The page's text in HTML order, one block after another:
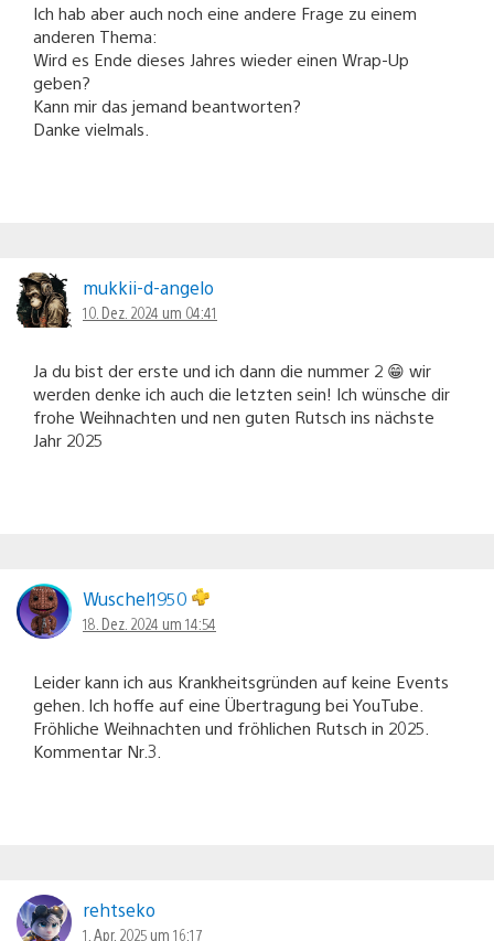
Ich hab aber auch noch eine andere Frage zu einem
anderen Thema:
Wird es Ende dieses Jahres wieder einen Wrap-Up
geben?
Kann mir das jemand beantworten?
Danke vielmals.
mukkii-d-angelo
10. Dez. 2024 um 04:41
Ja du bist der erste und ich dann die nummer 2 😁 wir
werden denke ich auch die letzten sein! Ich wünsche dir
frohe Weihnachten und nen guten Rutsch ins nächste
Jahr 2025
Wuschel1950
18. Dez. 2024 um 14:54
Leider kann ich aus Krankheitsgründen auf keine Events
gehen. Ich hoffe auf eine Übertragung bei YouTube.
Fröhliche Weihnachten und fröhlichen Rutsch in 2025.
Kommentar Nr.3.
rehtseko
1. Apr. 2025 um 16:17